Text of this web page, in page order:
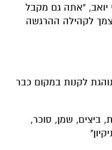
יואב, "אתה גם מקבל
לקהילה ההרגשה
לקנות במקום כבר
ביצים, שמן, סוכר,